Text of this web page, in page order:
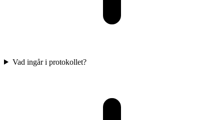
Vad ingår i protokollet?